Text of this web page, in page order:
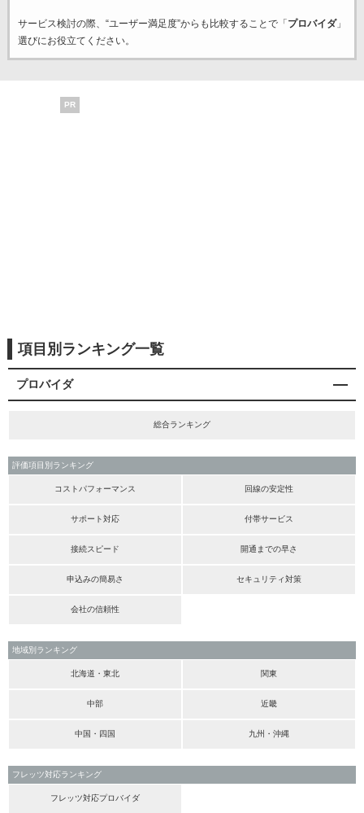
サービス検討の際、“ユーザー満足度”からも比較することで「 プロバイダ」
選びにお役立てください。
PR
項目別ランキング一覧
プロバイダ
総合ランキング
評価項目別ランキング
コストパフォーマンス 回線の安定性
サポート対応 付帯サービス
接続スピード 開通までの早さ
申込みの簡易さ セキュリティ対策
会社の信頼性
地域別ランキング
北海道・東北 関東
中部 近畿
中国・四国 九州・沖縄
フレッツ対応ランキング
フレッツ対応プロバイダ